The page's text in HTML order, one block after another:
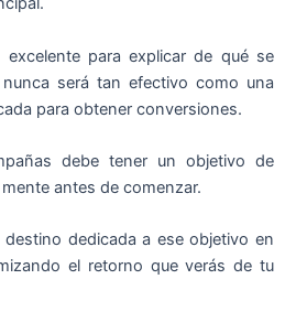
para explicar de qué se
será tan efectivo como una
para obtener conversiones.
debe tener un objetivo de
antes de comenzar.
dedicada a ese objetivo en
el retorno que verás de tu